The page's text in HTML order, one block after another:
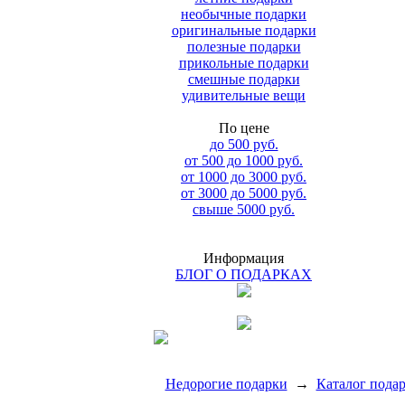
необычные подарки
оригинальные подарки
полезные подарки
прикольные подарки
смешные подарки
удивительные вещи
По цене
до 500 руб.
от 500 до 1000 руб.
от 1000 до 3000 руб.
от 3000 до 5000 руб.
свыше 5000 руб.
Информация
БЛОГ О ПОДАРКАХ
Недорогие подарки → Каталог